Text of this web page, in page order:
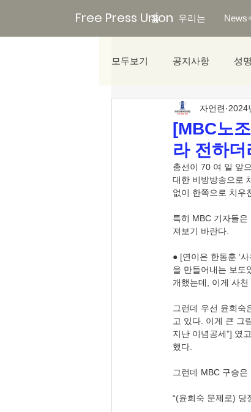
Free Press Union
홈 우리는
모두보기 공지사항 성명
미디어리포트
[MBC노
라 전하더
자언련 2024
총선이 70 여 일 앞
대한 비방방송으로
없이 한쪽으로 치우
특히 MBC 기자들
져보기 바란다.
● [연이은 한동훈 ‘
을 만들어내는 보도
개했는데, 이게 사천
그런데 우선 윤희숙
고 있다. 이게 큰 그
지난 이념공세”] 였
했다.
그런데 MBC 구승
“(윤희숙 문제로) 당